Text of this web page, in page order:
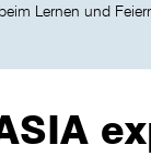
Lernen und